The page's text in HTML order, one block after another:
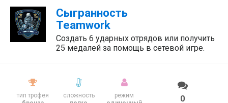
Сыгранность
Teamwork
Создать 6 ударных отрядов или получить
25 медалей за помощь в сетевой игре.
тип трофея
сложность
режим
0